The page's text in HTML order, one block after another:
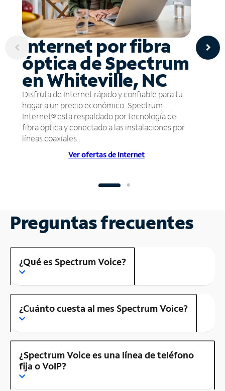
Internet por fibra
óptica de Spectrum
en Whiteville, NC
Disfruta de Internet rápido y confiable para tu
hogar a un precio económico. Spectrum
Internet® está respaldado por tecnología de
fibra óptica y conectado a las instalaciones por
líneas coaxiales.
Ver ofertas de Internet
Preguntas frecuentes
¿Qué es Spectrum Voice?
¿Cuánto cuesta al mes Spectrum Voice?
¿Spectrum Voice es una línea de teléfono
fija o VoIP?